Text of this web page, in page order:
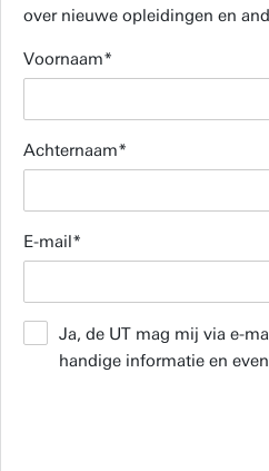
over nieuwe opleidingen en
Voornaam
Achternaam
E-mail
Ja, de UT mag mij via e-
handige informatie en